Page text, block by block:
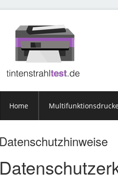
Home
Datenschutzhinweise